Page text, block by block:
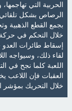
الحربية التي
الرصاص بشكل تلقائي
بجمع القطع الذهبية
خلال التحكم في
إسقاط طائرات العدو
لقاء ذلك، وسيواجه
اللعبة كلما نجح في
العقبات فإن اللاعب
خلال التحريك بمؤشر